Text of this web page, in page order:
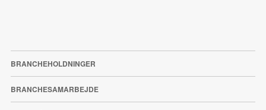
BRANCHEHOLDNINGER
BRANCHESAMARBEJDE